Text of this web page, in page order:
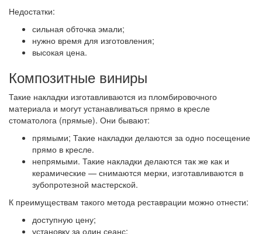
Недостатки:
сильная обточка эмали;
нужно время для изготовления;
высокая цена.
Композитные виниры
Такие накладки изготавливаются из пломбировочного
материала и могут устанавливаться прямо в кресле
стоматолога (прямые). Они бывают:
прямыми; Такие накладки делаются за одно посещение
прямо в кресле.
непрямыми. Такие накладки делаются так же как и
керамические — снимаются мерки, изготавливаются в
зубопротезной мастерской.
К преимуществам такого метода реставрации можно отнести:
доступную цену;
установку за один сеанс;